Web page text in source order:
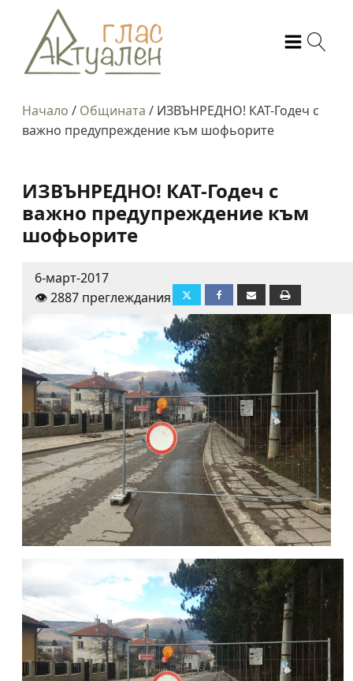
Начало / Общината / ИЗВЪНРЕДНО! КАТ-Годеч с
важно предупреждение към шофьорите
ИЗВЪНРЕДНО! КАТ-Годеч с
важно предупреждение към
шофьорите
6-март-2017
👁️ 2887 преглеждания